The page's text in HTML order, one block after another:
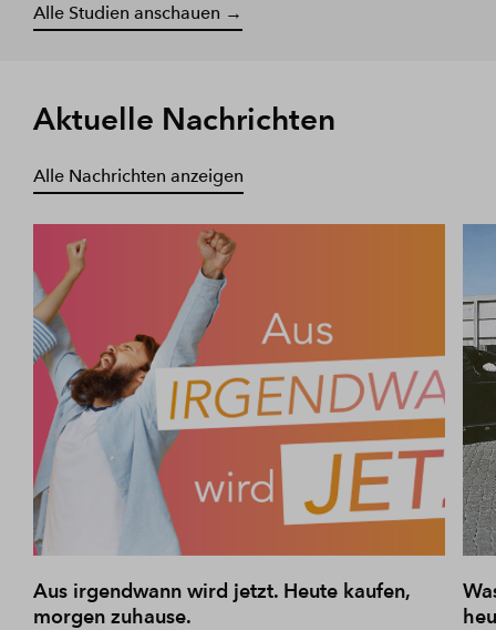
Alle Studien anschauen →
Aktuelle Nachrichten
Alle Nachrichten anzeigen
Aus irgendwann wird jetzt. Heute kaufen,
morgen zuhause.